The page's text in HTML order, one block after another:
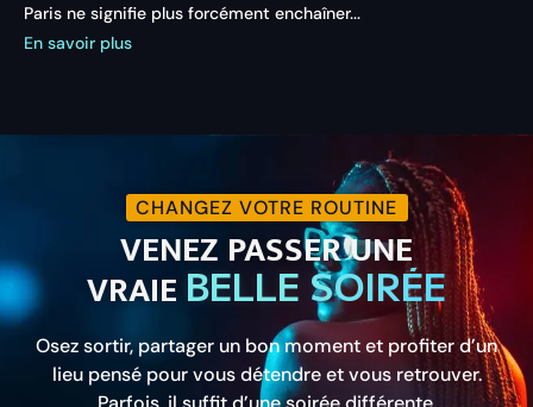
Paris ne signifie plus forcément enchaîner...
En savoir plus
CHANGEZ VOTRE ROUTINE
VENEZ PASSER UNE
VRAIE BELLE SOIRÉE
Osez sortir, partager un bon moment et profiter d’un
lieu pensé pour vous détendre et vous retrouver.